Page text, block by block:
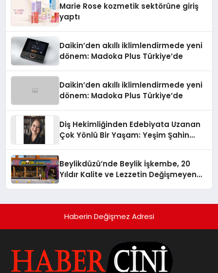
Marie Rose kozmetik sektörüne giriş
yaptı
Daikin’den akıllı iklimlendirmede yeni
dönem: Madoka Plus Türkiye’de
Daikin’den akıllı iklimlendirmede yeni
dönem: Madoka Plus Türkiye’de
Diş Hekimliğinden Edebiyata Uzanan
Çok Yönlü Bir Yaşam: Yeşim Şahin
Beylikdüzü’nde Beylik İşkembe, 20
Yıldır Kalite ve Lezzetin Değişmeyen
Haberin Değişmez Adresi